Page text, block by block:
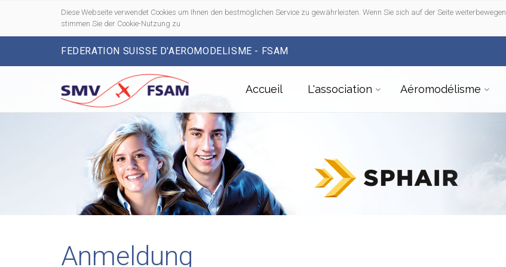
Diese Webseite verwendet Cookies um Ihnen den bestmöglichen Service zu gewährleisten. Wenn Sie sich auf der Seite weiterbewegen
stimmen Sie der Cookie-Nutzung zu
FEDERATION SUISSE D'AEROMODELISME - FSAM
Accueil L'association Aéromodélisme
Anmeldung